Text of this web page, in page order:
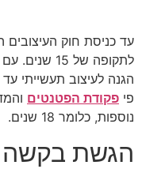
עד כניסת חוק
לתקופה של
פי פקודת הפטנטים
נוספות, כלומר 18 שנים.
הגשת בקשה